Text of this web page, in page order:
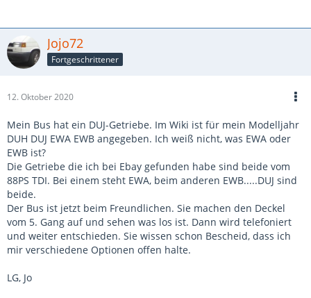
Jojo72
Fortgeschrittener
12. Oktober 2020
Mein Bus hat ein DUJ-Getriebe. Im Wiki ist für mein Modelljahr
DUH DUJ EWA EWB angegeben. Ich weiß nicht, was EWA oder
EWB ist?
Die Getriebe die ich bei Ebay gefunden habe sind beide vom
88PS TDI. Bei einem steht EWA, beim anderen EWB.....DUJ sind
beide.
Der Bus ist jetzt beim Freundlichen. Sie machen den Deckel
vom 5. Gang auf und sehen was los ist. Dann wird telefoniert
und weiter entschieden. Sie wissen schon Bescheid, dass ich
mir verschiedene Optionen offen halte.
LG, Jo